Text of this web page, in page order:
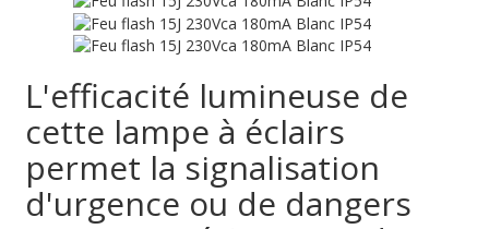
L'efficacité lumineuse de
cette lampe à éclairs
permet la signalisation
d'urgence ou de dangers